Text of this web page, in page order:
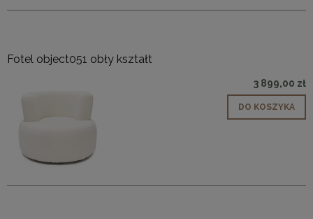
Fotel object051 obły kształt
3 899,00 zł
DO KOSZYKA